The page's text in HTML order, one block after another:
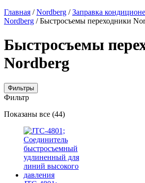
Главная /Nordberg /Заправка
Nordberg / Быстросъемы переходники
Быстросъемы
Nordberg
Фильтры
Фильтр
Показаны все (44)Цены:
убыванию